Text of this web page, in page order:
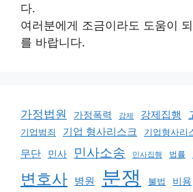
다.
여러분에게 조금이라도 도움이
를 바랍니다.
가정법원 가정폭력 강제 강제집행
기업범죄
기업 형사리스크 기업형사리
무단
민사 민사소송 민사집행 법률
변호사
병원 분쟁 불법 비용